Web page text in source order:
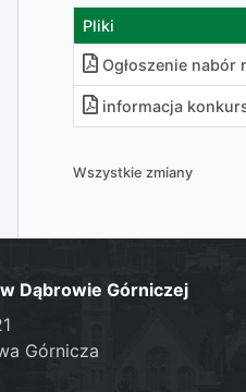
Pliki
Ogłoszenie nabór
informacja
Wszystkie zmiany
Dąbrowie Górniczej
Górnicza